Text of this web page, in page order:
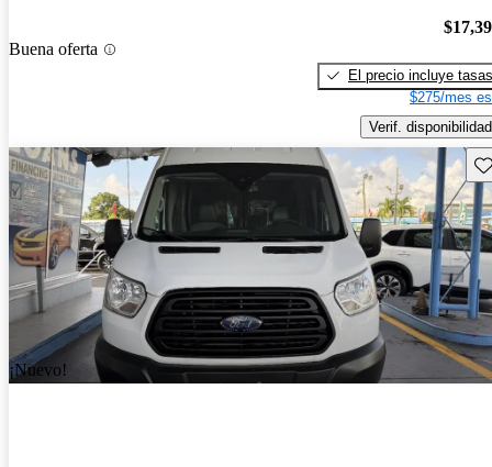
Buena oferta
El precio incluye tasas
$275/mes
Verif. disponibilidad
¡Nuevo!